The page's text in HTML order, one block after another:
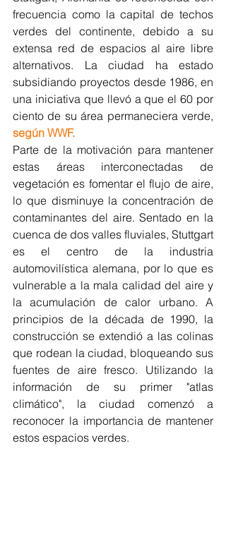
frecuencia como la capital de techos
verdes del continente, debido a su
extensa red de espacios al aire libre
alternativos. La ciudad ha estado
subsidiando proyectos desde 1986, en
una iniciativa que llevó a que el 60 por
según WWF.
Parte de la motivación para mantener
estas áreas interconectadas de
vegetación es fomentar el flujo de aire,
lo que disminuye la concentración de
contaminantes del aire. Sentado en la
cuenca de dos valles fluviales, Stuttgart
es el centro de la industria
automovilística alemana, por lo que es
vulnerable a la mala calidad del aire y
la acumulación de calor urbano. A
principios de la década de 1990, la
construcción se extendió a las colinas
que rodean la ciudad, bloqueando sus
fuentes de aire fresco. Utilizando la
información de su primer "atlas
climático", la ciudad comenzó a
reconocer la importancia de mantener
estos espacios verdes.